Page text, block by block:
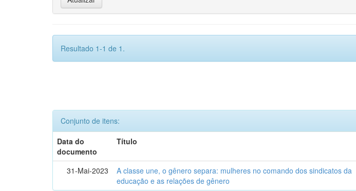
Resultado 1-1 de 1.
Conjunto de itens:
Data do
documento
Título
31-Mai-2023
A classe une, o gênero separa: mulheres no comando dos sindicatos da
educação e as relações de gênero